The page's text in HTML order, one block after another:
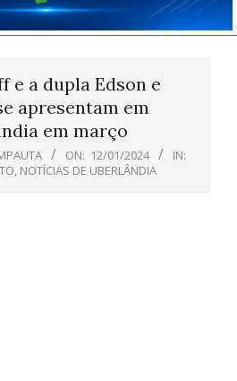
e a dupla Edson e
apresentam em
em março
ON: 12/01/2024
IN:
, NOTÍCIAS DE UBERLÂNDIA